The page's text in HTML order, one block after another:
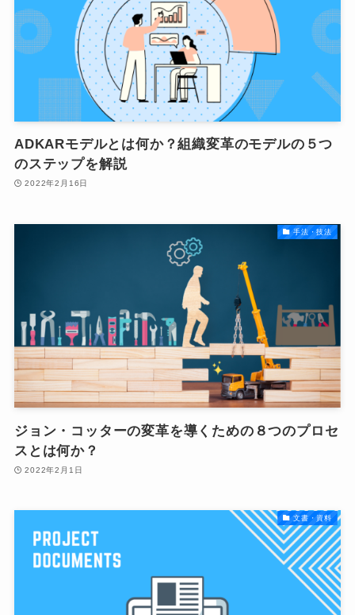
ADKARモデルとは何か？組織変革のモデルの５つ
のステップを解説
2022年2月16日
手法・技法
ジョン・コッターの変革を導くための８つのプロセ
スとは何か？
2022年2月1日
文書・資料